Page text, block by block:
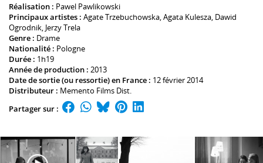
Réalisation : Pawel Pawlikowski
Principaux artistes : Agate Trzebuchowska,Agata Kulesza, Dawid
Ogrodnik, Jerzy Trela
Genre : Drame
Nationalité : Pologne
Durée : 1h19
Année de production : 2013
Date de sortie (ou ressortie) en France : 12 février 2014
Distributeur : Memento Films Dist.
Partager sur :